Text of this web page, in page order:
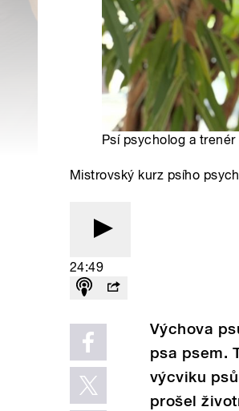
Psí psycholog a
Mistrovský kurz psího
24:49
Výchova
psa psem.
výcviku
prošel